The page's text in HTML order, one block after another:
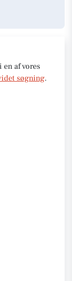
en af vores
søgning.